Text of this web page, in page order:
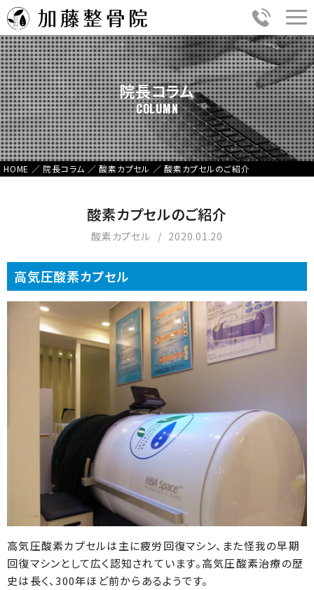
院長コラム
COLUMN
HOME ／ 院長コラム ／酸素カプセル ／ 酸素カプセルのご紹介
酸素カプセルのご紹介
酸素カプセル 2020.01.20
高気圧酸素カプセル
高気圧酸素カプセルは主に疲労回復マシン、また怪我の早期
回復マシンとして広く認知されています。高気圧酸素治療の歴
史は長く、300年ほど前からあるようです。